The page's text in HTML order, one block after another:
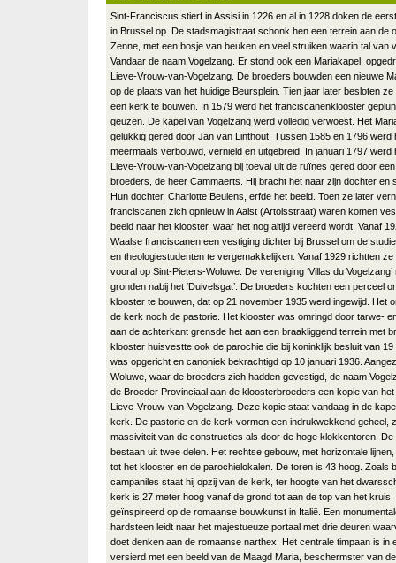
Sint-Franciscus stierf in Assisi in 1226 en al in 1228 doken de
in Brussel op. De stadsmagistraat schonk hen een terrein aan de
Zenne, met een bosje van beuken en veel struiken waarin tal van
Vandaar de naam Vogelzang. Er stond ook een Mariakapel,
Lieve-Vrouw-van-Vogelzang. De broeders bouwden een nieuwe
op de plaats van het huidige Beursplein. Tien jaar later besloten
een kerk te bouwen. In 1579 werd het franciscanenklooster
geuzen. De kapel van Vogelzang werd volledig verwoest. Het
gelukkig gered door Jan van Linthout. Tussen 1585 en 1796 werd
meermaals verbouwd, vernield en uitgebreid. In januari 1797 werd
Lieve-Vrouw-van-Vogelzang bij toeval uit de ruïnes gered door
broeders, de heer Cammaerts. Hij bracht het naar zijn dochter en
Hun dochter, Charlotte Beulens, erfde het beeld. Toen ze later
franciscanen zich opnieuw in Aalst (Artoisstraat) waren komen
beeld naar het klooster, waar het nog altijd vereerd wordt. Vanaf
Waalse franciscanen een vestiging dichter bij Brussel om de
en theologiestudenten te vergemakkelijken. Vanaf 1929 richtten ze
vooral op Sint-Pieters-Woluwe. De vereniging ‘Villas du
gronden nabij het ‘Duivelsgat’. De broeders kochten een perceel
klooster te bouwen, dat op 21 november 1935 werd ingewijd. Het
de kerk noch de pastorie. Het klooster was omringd door tarwe-
aan de achterkant grensde het aan een braakliggend terrein met
klooster huisvestte ook de parochie die bij koninklijk besluit van
was opgericht en canoniek bekrachtigd op 10 januari 1936.
Woluwe, waar de broeders zich hadden gevestigd, de naam
de Broeder Provinciaal aan de kloosterbroeders een kopie van
Lieve-Vrouw-van-Vogelzang. Deze kopie staat vandaag in de
kerk. De pastorie en de kerk vormen een indrukwekkend geheel,
massiviteit van de constructies als door de hoge klokkentoren. De
bestaan uit twee delen. Het rechtse gebouw, met horizontale
tot het klooster en de parochielokalen. De toren is 43 hoog. Zoals
campaniles staat hij opzij van de kerk, ter hoogte van het
kerk is 27 meter hoog vanaf de grond tot aan de top van het kruis.
geïnspireerd op de romaanse bouwkunst in Italië. Een
hardsteen leidt naar het majestueuze portaal met drie deuren
doet denken aan de romaanse narthex. Het centrale timpaan is in
versierd met een beeld van de Maagd Maria, beschermster van